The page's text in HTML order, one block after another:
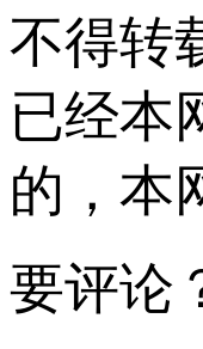
不得转
已经本
的，本
要评论